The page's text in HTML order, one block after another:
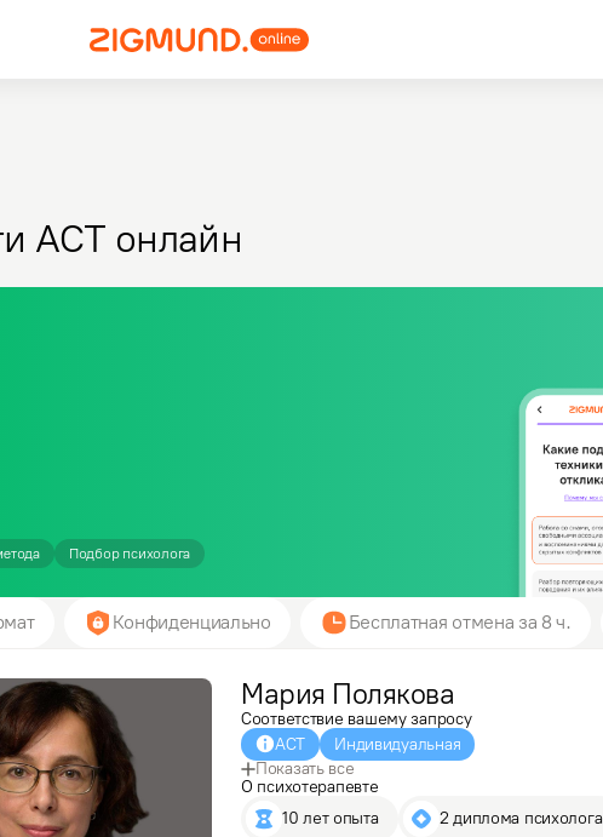
ACT онлайн
Подбор психолога
Конфиденциально Бесплатная отмена за 8 ч.
Мария Полякова
Соответствие вашему запросу
АСТ
Индивидуальная
Показать все
О психотерапевте
10 лет опыта
2 диплома психолога